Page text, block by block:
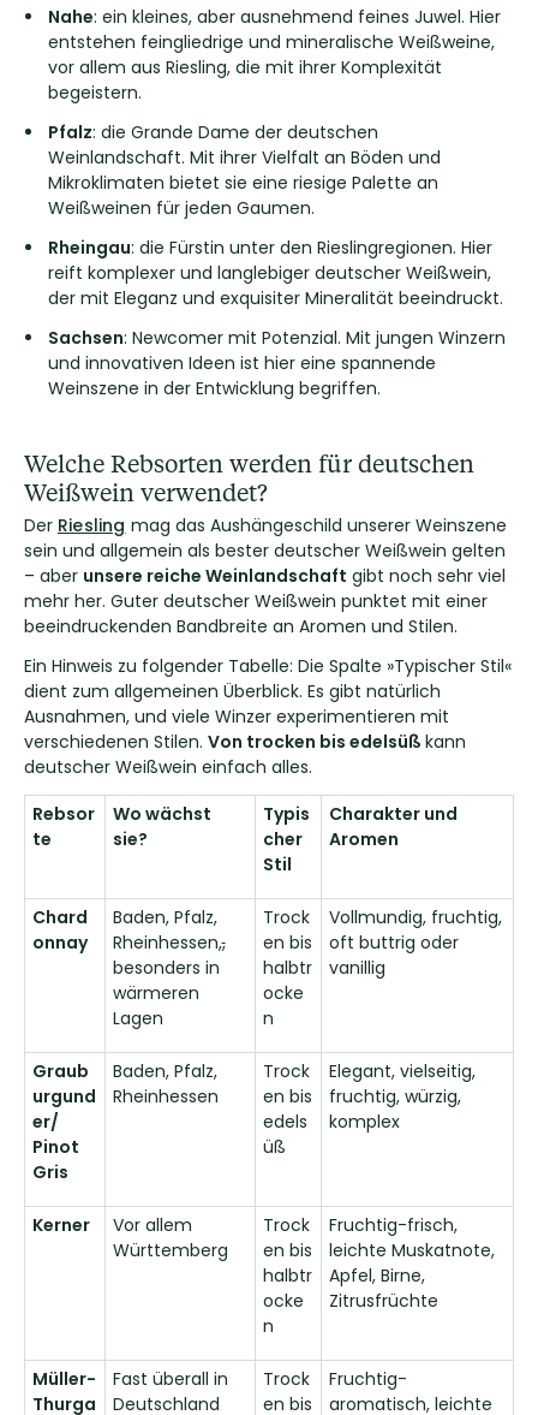
Nahe: ein kleines, aber ausnehmend feines Juwel. Hier
entstehen feingliedrige und mineralische Weißweine,
vor allem aus Riesling, die mit ihrer Komplexität
begeistern.
Pfalz: die Grande Dame der deutschen
Weinlandschaft. Mit ihrer Vielfalt an Böden und
Mikroklimaten bietet sie eine riesige Palette an
Weißweinen für jeden Gaumen.
Rheingau: die Fürstin unter den Rieslingregionen. Hier
reift komplexer und langlebiger deutscher Weißwein,
der mit Eleganz und exquisiter Mineralität beeindruckt.
Sachsen: Newcomer mit Potenzial. Mit jungen Winzern
und innovativen Ideen ist hier eine spannende
Weinszene in der Entwicklung begriffen.
Welche Rebsorten werden für deutschen
Weißwein verwendet?
Der Riesling mag das Aushängeschild unserer Weinszene
sein und allgemein als bester deutscher Weißwein gelten
– aber unsere reiche Weinlandschaft gibt noch sehr viel
mehr her. Guter deutscher Weißwein punktet mit einer
beeindruckenden Bandbreite an Aromen und Stilen.
Ein Hinweis zu folgender Tabelle: Die Spalte »Typischer Stil«
dient zum allgemeinen Überblick. Es gibt natürlich
Ausnahmen, und viele Winzer experimentieren mit
verschiedenen Stilen. Von trocken bis edelsüß kann
deutscher Weißwein einfach alles.
Rebsor
te
Wo wächst
sie?
Typis
cher
Stil
Charakter und
Aromen
Chard
onnay
Baden, Pfalz,
Rheinhessen,,
besonders in
wärmeren
Lagen
Trock
en bis
halbtr
ocke
n
Vollmundig, fruchtig,
oft buttrig oder
vanillig
Graub
urgund
er/
Pinot
Gris
Baden, Pfalz,
Rheinhessen
Trock
en bis
edels
üß
Elegant, vielseitig,
fruchtig, würzig,
komplex
Kerner
Vor allem
Württemberg
Trock
en bis
halbtr
ocke
n
Fruchtig-frisch,
leichte Muskatnote,
Apfel, Birne,
Zitrusfrüchte
Müller-
Thurga
Fast überall in
Deutschland
Trock
en bis
Fruchtig-
aromatisch, leichte